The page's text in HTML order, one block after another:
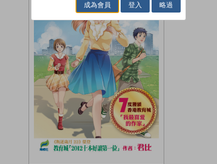
成為會員 登入 略過